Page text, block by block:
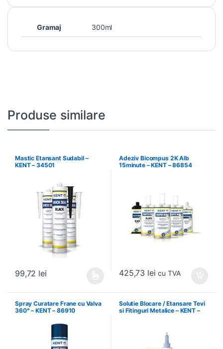
Gramaj 300ml
Produse similare
Mastic Etansant Sudabil –
KENT – 34501
99,72 lei
Adeziv Bicompus 2K Alb
15minute – KENT – 86854
425,73 lei cu TVA
Spray Curatare Frane cu Valva
360° – KENT – 86910
Solutie Blocare / Etansare Tevi
si Fitinguri Metalice – KENT –